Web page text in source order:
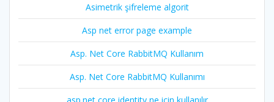
Asimetrik şifreleme algorit
Asp net error page example
Asp. Net Core RabbitMQ Kullanım
Asp. Net Core RabbitMQ Kullanımı
asp.net core identity ne için kullanılır